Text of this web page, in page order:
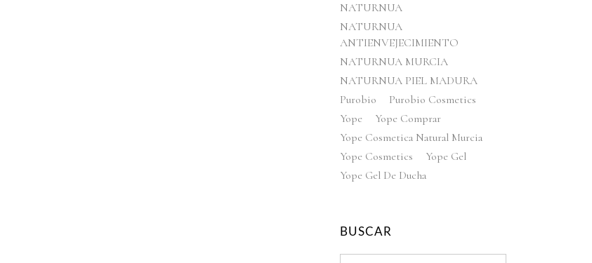
NATURNUA
NATURNUA
ANTIENVEJECIMIENTO
NATURNUA MURCIA
NATURNUA PIEL MADURA
Purobio
Purobio Cosmetics
Yope
Yope Comprar
Yope Cosmetica Natural Murcia
Yope Cosmetics
Yope Gel
Yope Gel De Ducha
BUSCAR